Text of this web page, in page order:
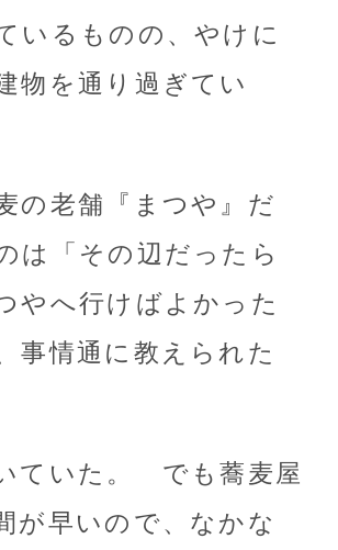
いるものの、やけに
物を通り過ぎてい
の老舗『まつや』だ
は「その辺だったら
やへ行けばよかった
事情通に教えられた
ていた。 でも蕎麦屋
が早いので、なかな